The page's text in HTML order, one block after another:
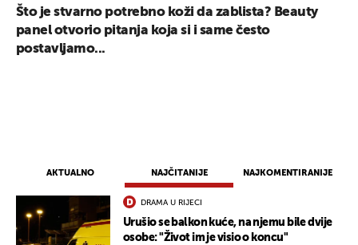
AKTUALNO NAJČITANIJE NAJKOMENTIRANIJE
DRAMA U RIJECI
Urušio se balkon kuće, na njemu bile dvije
osobe: "Život im je visio o koncu"
Što je stvarno potrebno koži da zablista? Beauty
panel otvorio pitanja koja si i same često
postavljamo...